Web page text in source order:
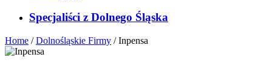
Specjaliści z Dolnego Śląska
Home /Dolnośląskie Firmy /Inpensa